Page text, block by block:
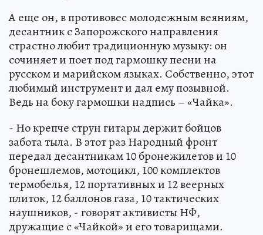
А еще он, в противовес молодежным веяниям,
десантник с Запорожского направления
страстно любит традиционную музыку: он
сочиняет и поет под гармошку песни на
русском и марийском языках. Собственно, этот
любимый инструмент и дал ему позывной.
Ведь на боку гармошки надпись – «Чайка».
- Но крепче струн гитары держит бойцов
забота тыла. В этот раз Народный фронт
передал десантникам 10 бронежилетов и 10
бронешлемов, мотоцикл, 100 комплектов
термобелья, 12 портативных и 12 веерных
плиток, 12 баллонов газа, 10 тактических
наушников, - говорят активисты НФ,
дружащие с «Чайкой» и его товарищами.